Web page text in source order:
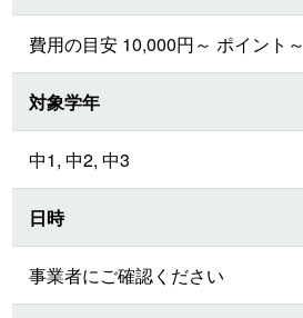
費用の目安 10,000円～ ポイント～
対象学年
中1, 中2, 中3
日時
事業者にご確認ください